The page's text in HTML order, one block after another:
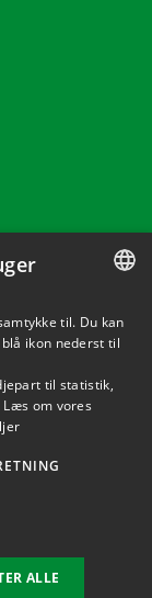
DANISH
ENGLISH
til. Du kan
ikon nederst til
til statistik,
om vores
ALLE